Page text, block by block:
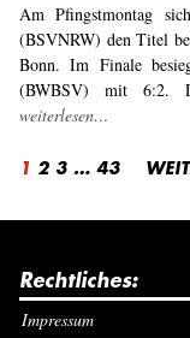
Am Pfingstmontag
(BSVNRW) den Titel
Bonn. Im Finale
(BWBSV) mit 6:2.
weiterlesen…
1 2 3 … 43
Rechtliches:
Impressum